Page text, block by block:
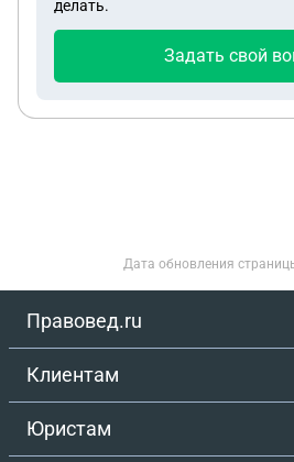
с этой суммой и предлооает
ремонта и стоимость экспертизы. 3.
Что он может выиграть в суде?
делать.
Задать свой
Дата обновления
Правовед.ru
Клиентам
Юристам